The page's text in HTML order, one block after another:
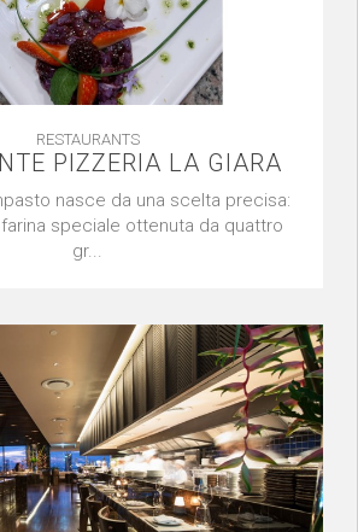
RESTAURANTS
PIZZERIA LA GIARA
nasce da una scelta precisa:
farina speciale ottenuta da quattro
gr...